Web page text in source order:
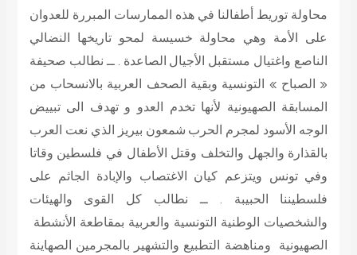
محاولة توريط أطفالنا في هذه الممارسات المبررة للعدوان
على الأمة وهي محاولة خسيسة لمحو تاريخها النضالي
الناصع واغتيال مستقبل الأجيال الصاعدة . ــ نطالب صحيفة
« الصباح » التونسية وبقية الصحف العربية بالانسحاب من
المسابقة الصهيونية لأنها تخدم العدو و تهدف الى تبييض
الوجه الأسود لمجرم الحرب شمعون بيريز الذي نعت العرب
بالقذارة والجهل والتخلف وقتل الأطفال في فلسطين وقاتا
وفي تونس ويتزعم كيان الاغتصاب والإبادة الجاثم على
فلسطيننا الحبيبة . ــ نطالب كل القوى والهيئات
والشخصيات الوطنية التونسية والعربية بمقاطعة الأنشطة
الصهيونية ومناهضة التطبيع والتشهير بالمجرمين الصهاينة